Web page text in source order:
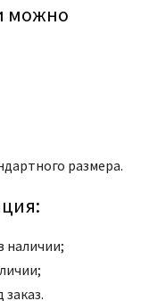
можно
размера.
наличии;